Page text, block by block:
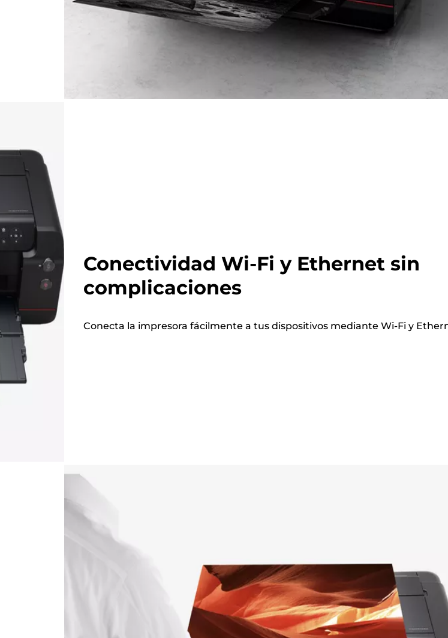
Conectividad Wi-Fi y Ethernet sin
complicaciones
Conecta la impresora fácilmente a tus dispositivos mediante Wi-Fi y